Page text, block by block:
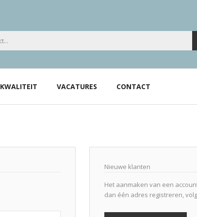
KWALITEIT VACATURES CONTACT
Nieuwe klanten
Het aanmaken van een
dan één adres registreren,